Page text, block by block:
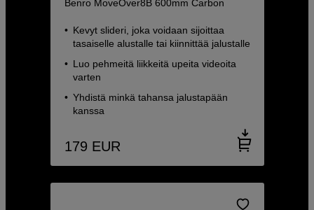
Benro MoveOver8B 600mm Carbon
Kevyt slideri, joka voidaan sijoittaa
tasaiselle alustalle tai kiinnittää jalustalle
Luo pehmeitä liikkeitä upeita videoita
varten
Yhdistä minkä tahansa jalustapään
kanssa
179 EUR